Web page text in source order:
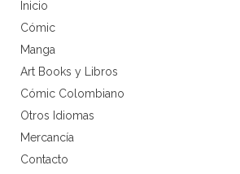
Inicio
Cómic
Manga
Art Books y Libros
Cómic Colombiano
Otros Idiomas
Mercancía
Contacto